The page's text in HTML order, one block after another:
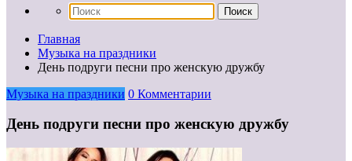
Главная
Музыка на праздники
День подруги песни про женскую дружбу
Музыка на праздники 0 Комментарии
День подруги песни про женскую дружбу